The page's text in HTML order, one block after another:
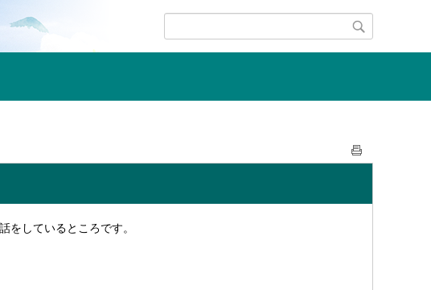
をしているところです。